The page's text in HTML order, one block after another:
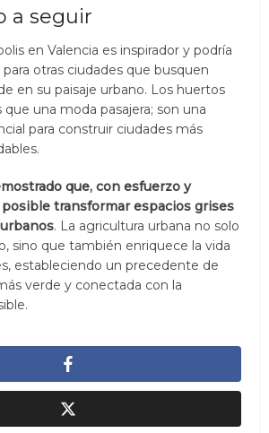
a seguir
en Valencia es inspirador y podría
otras ciudades que busquen
en su paisaje urbano. Los huertos
una moda pasajera; son una
para construir ciudades más
que, con esfuerzo y
transformar espacios grises
. La agricultura urbana no solo
sino que también enriquece la vida
estableciendo un precedente de
verde y conectada con la